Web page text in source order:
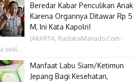
Beredar Kabar Penculikan Anak
Karena Organnya Ditawar Rp 5
M, Ini Kata Kapolri!
JAKARTA, RadaksiManado.Com -
soal...
Manfaat Labu Siam/Ketimun
Jepang Bagi Kesehatan,